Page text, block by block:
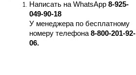
Написать на WhatsApp 8-925-
049-90-18
У менеджера по бесплатному
номеру телефона 8-800-201-92-
06.